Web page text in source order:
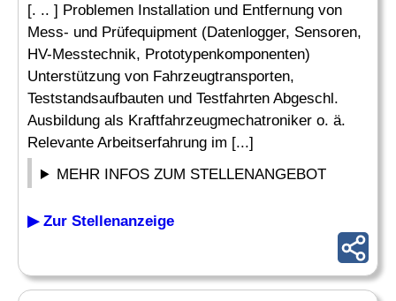
[. .. ] Problemen Installation und Entfernung von
Mess- und Prüfequipment (Datenlogger, Sensoren,
HV-Messtechnik, Prototypenkomponenten)
Unterstützung von Fahrzeugtransporten,
Teststandsaufbauten und Testfahrten Abgeschl.
Ausbildung als Kraftfahrzeugmechatroniker o. ä.
Relevante Arbeitserfahrung im [...]
MEHR INFOS ZUM STELLENANGEBOT
▶ Zur Stellenanzeige